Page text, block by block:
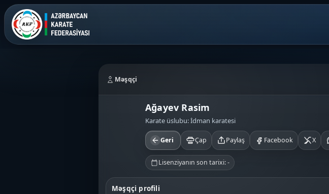
Məşqçi
Ağayev Rasim
Karate üslubu: İdman karatesi
Geri Çap Paylaş Facebook X
Lisenziyanın son tarixi: -
Məşqçi profili